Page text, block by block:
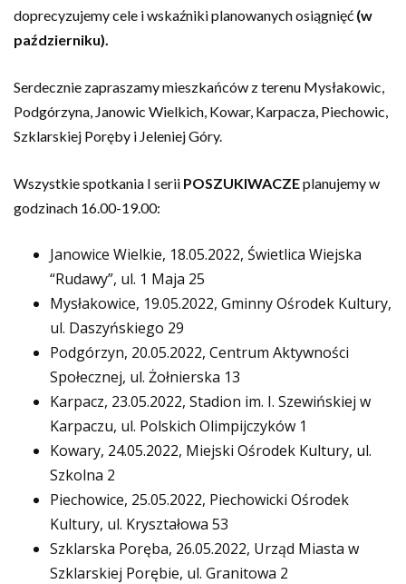
doprecyzujemy cele i wskaźniki planowanych osiągnięć (w
październiku).
Serdecznie zapraszamy mieszkańców z terenu Mysłakowic,
Podgórzyna, Janowic Wielkich, Kowar, Karpacza, Piechowic,
Szklarskiej Poręby i Jeleniej Góry.
Wszystkie spotkania I serii POSZUKIWACZEplanujemy w
godzinach 16.00-19.00:
Janowice Wielkie, 18.05.2022, Świetlica Wiejska
“Rudawy”, ul. 1 Maja 25
Mysłakowice, 19.05.2022, Gminny Ośrodek Kultury,
ul. Daszyńskiego 29
Podgórzyn, 20.05.2022, Centrum Aktywności
Społecznej, ul. Żołnierska 13
Karpacz, 23.05.2022, Stadion im. I. Szewińskiej w
Karpaczu, ul. Polskich Olimpijczyków 1
Kowary, 24.05.2022, Miejski Ośrodek Kultury, ul.
Szkolna 2
Piechowice, 25.05.2022, Piechowicki Ośrodek
Kultury, ul. Kryształowa 53
Szklarska Poręba, 26.05.2022, Urząd Miasta w
Szklarskiej Porębie, ul. Granitowa 2